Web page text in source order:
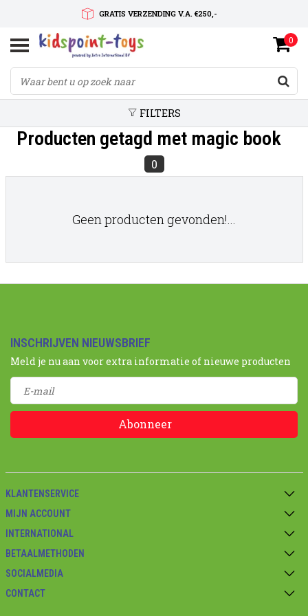
GRATIS VERZENDING V.A. €250,-
SNELLE LEVERTIJD
SERVICE OP MAAT
0
FILTERS
Producten getagd met magic book
0
Geen producten gevonden!...
INSCHRIJVEN NIEUWSBRIEF
Meld je nu aan voor extra informatie of nieuwe producten
Abonneer
KLANTENSERVICE
MIJN ACCOUNT
INTERNATIONAL
BETAALMETHODEN
SOCIALMEDIA
CONTACT